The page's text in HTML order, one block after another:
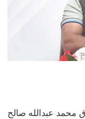
محمد عبدالله صالح